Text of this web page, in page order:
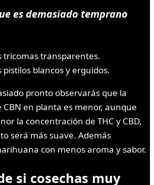
es demasiado temprano
tricomas transparentes.
pistilos blancos y erguidos.
pronto observarás que la
en planta es menor, aunque
la concentración de THC y CBD,
será más suave. Además
con menos aroma y sabor.
si cosechas muy